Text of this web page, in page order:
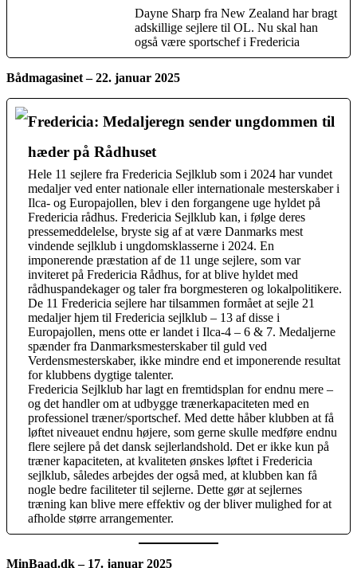
Dayne Sharp fra New Zealand har bragt
adskillige sejlere til OL. Nu skal han
også være sportschef i Fredericia
Bådmagasinet – 22. januar 2025
Fredericia: Medaljeregn sender ungdommen til
hæder på Rådhuset
Hele 11 sejlere fra Fredericia Sejlklub som i 2024 har vundet
medaljer ved enter nationale eller internationale mesterskaber i
Ilca- og Europajollen, blev i den forgangene uge hyldet på
Fredericia rådhus. Fredericia Sejlklub kan, i følge deres
pressemeddelelse, bryste sig af at være Danmarks mest
vindende sejlklub i ungdomsklasserne i 2024. En
imponerende præstation af de 11 unge sejlere, som var
inviteret på Fredericia Rådhus, for at blive hyldet med
rådhuspandekager og taler fra borgmesteren og lokalpolitikere.
De 11 Fredericia sejlere har tilsammen formået at sejle 21
medaljer hjem til Fredericia sejlklub – 13 af disse i
Europajollen, mens otte er landet i Ilca-4 – 6 & 7. Medaljerne
spænder fra Danmarksmesterskaber til guld ved
Verdensmesterskaber, ikke mindre end et imponerende resultat
for klubbens dygtige talenter.
Fredericia Sejlklub har lagt en fremtidsplan for endnu mere –
og det handler om at udbygge trænerkapaciteten med en
professionel træner/sportschef. Med dette håber klubben at få
løftet niveauet endnu højere, som gerne skulle medføre endnu
flere sejlere på det dansk sejlerlandshold. Det er ikke kun på
træner kapaciteten, at kvaliteten ønskes løftet i Fredericia
sejlklub, således arbejdes der også med, at klubben kan få
nogle bedre faciliteter til sejlerne. Dette gør at sejlernes
træning kan blive mere effektiv og der bliver mulighed for at
afholde større arrangementer.
MinBaad.dk – 17. januar 2025